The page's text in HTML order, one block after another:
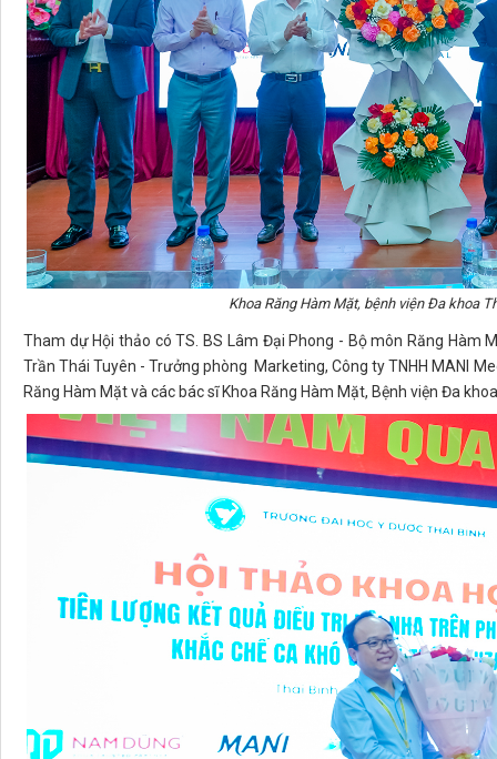
Khoa Răng Hàm Mặt, bệnh viện Đa khoa
Tham dự Hội thảo có TS. BS Lâm Đại Phong - Bộ môn Răng Hàm
Trần Thái Tuyên - Trưởng phòng Marketing, Công ty TNHH MANI
Răng Hàm Mặt và các bác sĩ Khoa Răng Hàm Mặt, Bệnh viện Đa